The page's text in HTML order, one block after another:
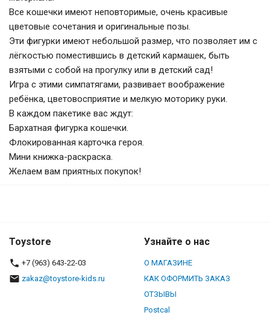
Все кошечки имеют неповторимые, очень красивые
цветовые сочетания и оригинальные позы.
Эти фигурки имеют небольшой размер, что позволяет им с
лёгкостью поместившись в детский кармашек, быть
взятыми с собой на прогулку или в детский сад!
Игра с этими симпатягами, развивает воображение
ребёнка, цветовосприятие и мелкую моторику руки.
В каждом пакетике вас ждут:
Бархатная фигурка кошечки.
Флокированная карточка героя.
Мини книжка-раскраска.
Желаем вам приятных покупок!
Toystore
+7 (963) 643-22-03
zakaz@toystore-kids.ru
Узнайте о нас
О МАГАЗИНЕ
КАК ОФОРМИТЬ ЗАКАЗ
ОТЗЫВЫ
Postcal